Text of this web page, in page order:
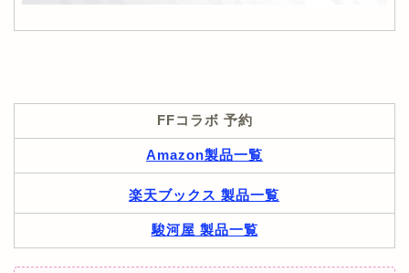
FFコラボ 予約
Amazon製品一覧
楽天ブックス 製品一覧
駿河屋 製品一覧